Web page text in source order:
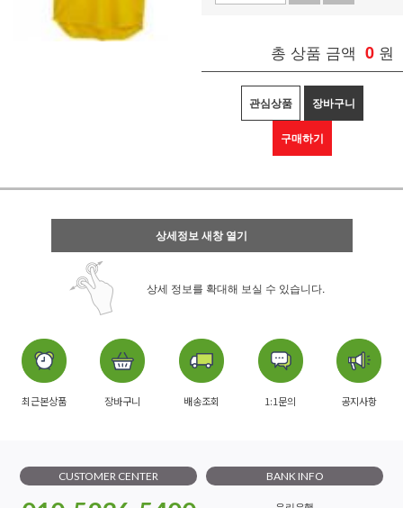
총 상품 금액 0 원
관심상품 장바구니
구매하기
상세정보 새창 열기
상세 정보를 확대해 보실 수 있습니다.
최근본상품 장바구니 배송조회 1:1문의 공지사항
CUSTOMER CENTER BANK INFO